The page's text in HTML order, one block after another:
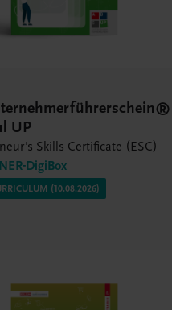
UP
Skills Certificate (ESC)
DigiBox
(10.08.2026)